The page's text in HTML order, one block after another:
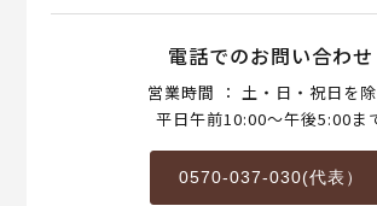
電話でのお問い合わせ
営業時間 ： 土・日・祝日を除
平日午前10:00～午後5:00ま
0570-037-030(代表）